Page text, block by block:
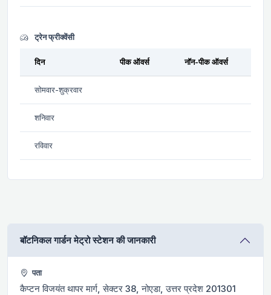
ट्रेन फ्रीक्वेंसी
दिन पीक ऑवर्स नॉन-पीक ऑवर्स
सोमवार-शुक्रवार
शनिवार
रविवार
बॉटनिकल गार्डन मेट्रो स्टेशन की जानकारी
पता
कैप्टन विजयंत थापर मार्ग, सेक्टर 38, नोएडा, उत्तर प्रदेश 201301